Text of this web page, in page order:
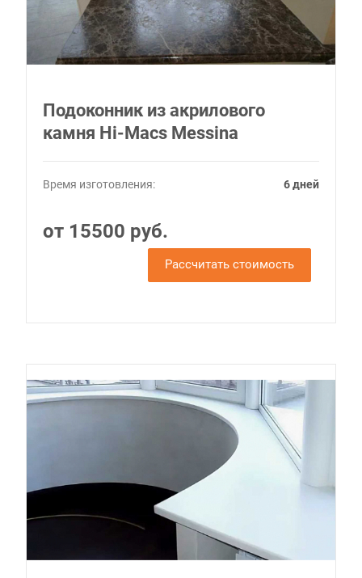
Подоконник из акрилового
камня Hi-Macs Messina
Время изготовления: 6 дней
от 15500 руб.
Рассчитать стоимость